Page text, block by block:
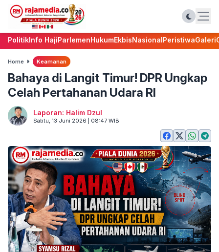
PolitikInfo HajiParlemenHukumEkbisNasionalPeristiwaGaleri
Home Keamanan
Bahaya di Langit Timur! DPR Ungkap
Celah Pertahanan Udara RI
Laporan: Halim Dzul
Sabtu, 13 Juni 2026 | 08:47 WIB